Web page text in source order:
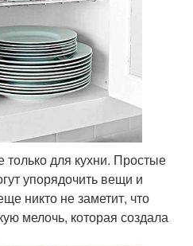
для кухни. Простые
упорядочить вещи и
никто не заметит, что
мелочь, которая создала